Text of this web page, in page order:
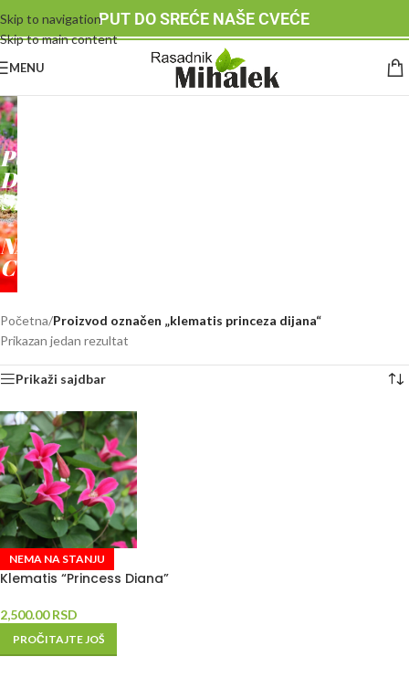
Skip to navigation
Skip to main content
PUT DO SREĆE NAŠE CVEĆE
MENU
RASADNIK
MIHALEK
PUT
DO
SREĆE
-
NAŠE
CVEĆE
Početna/Proizvod označen „klematis princeza dijana“
Prikazan jedan rezultat
Prikaži sajdbar
NEMA NA STANJU
Klematis “Princess Diana”
2,500.00RSD
PROČITAJTE JOŠ